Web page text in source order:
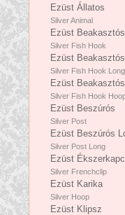
Ezüst Állatos
Silver Animal
Ezüst Beakasztós
Silver Fish Hook
Ezüst
Silver Fish Hook Long
Ezüst
Silver Fish Hook
Ezüst Beszúrós
Silver Post
Ezüst Beszúrós
Silver Post Long
Ezüst
Silver Frenchclip
Ezüst Karika
Silver Hoop
Ezüst Klipsz